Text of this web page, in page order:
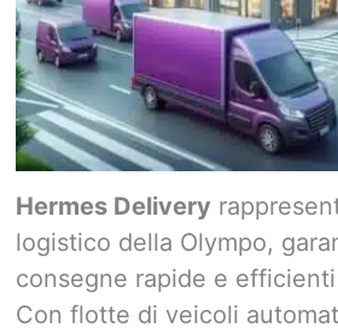
Hermes Delivery
logistico della Olympo,
consegne rapide e
Con flotte di veicoli